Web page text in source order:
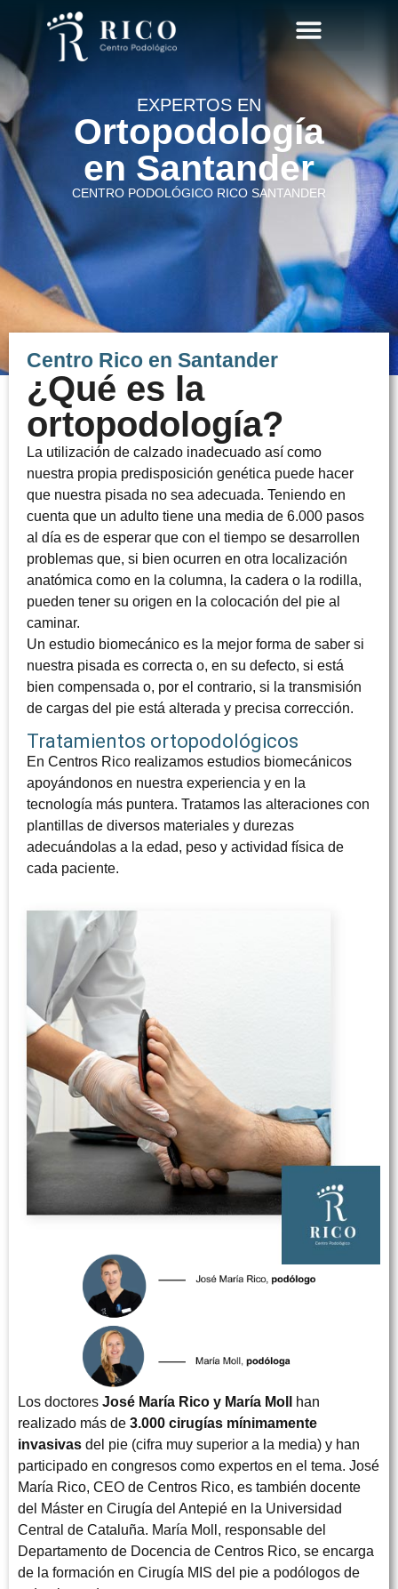
EXPERTOS EN
Ortopodología
en Santander
CENTRO PODOLÓGICO RICO SANTANDER
Centro Rico en Santander
¿Qué es la
ortopodología?
La utilización de calzado inadecuado así como
nuestra propia predisposición genética puede hacer
que nuestra pisada no sea adecuada. Teniendo en
cuenta que un adulto tiene una media de 6.000 pasos
al día es de esperar que con el tiempo se desarrollen
problemas que, si bien ocurren en otra localización
anatómica como en la columna, la cadera o la rodilla,
pueden tener su origen en la colocación del pie al
caminar.
Un estudio biomecánico es la mejor forma de saber si
nuestra pisada es correcta o, en su defecto, si está
bien compensada o, por el contrario, si la transmisión
de cargas del pie está alterada y precisa corrección.
Tratamientos ortopodológicos
En Centros Rico realizamos estudios biomecánicos
apoyándonos en nuestra experiencia y en la
tecnología más puntera. Tratamos las alteraciones con
plantillas de diversos materiales y durezas
adecuándolas a la edad, peso y actividad física de
cada paciente.
Los doctores José María Rico y María Moll
han
realizado más de 3.000 cirugías mínimamente
invasivas del pie (cifra muy superior a la media) y han
participado en congresos como expertos en el tema. José
María Rico, CEO de Centros Rico, es también docente
del Máster en Cirugía del Antepié en la Universidad
Central de Cataluña. María Moll, responsable del
Departamento de Docencia de Centros Rico, se encarga
de la formación en Cirugía MIS del pie a podólogos de